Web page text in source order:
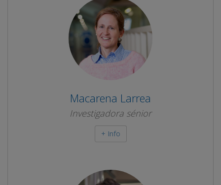
Macarena Larrea
Investigadora sénior
+ Info